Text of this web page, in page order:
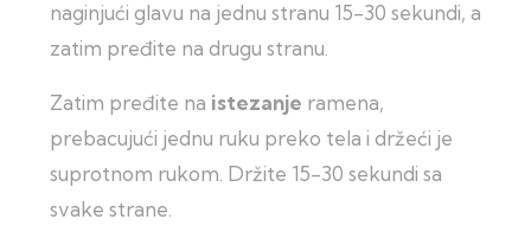
naginjući glavu na jednu stranu 15-30 sekundi, a
zatim pređite na drugu stranu.
Zatim pređite na istezanje ramena,
prebacujući jednu ruku preko tela i držeći je
suprotnom rukom. Držite 15-30 sekundi sa
svake strane.